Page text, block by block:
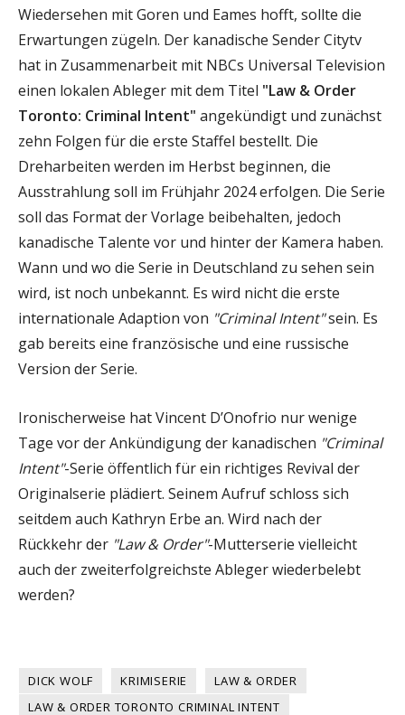
Wiedersehen mit Goren und Eames hofft, sollte die
Erwartungen zügeln. Der kanadische Sender Citytv
hat in Zusammenarbeit mit NBCs Universal Television
einen lokalen Ableger mit dem Titel "Law & Order
Toronto: Criminal Intent" angekündigt und zunächst
zehn Folgen für die erste Staffel bestellt. Die
Dreharbeiten werden im Herbst beginnen, die
Ausstrahlung soll im Frühjahr 2024 erfolgen. Die Serie
soll das Format der Vorlage beibehalten, jedoch
kanadische Talente vor und hinter der Kamera haben.
Wann und wo die Serie in Deutschland zu sehen sein
wird, ist noch unbekannt. Es wird nicht die erste
internationale Adaption von "Criminal Intent"sein. Es
gab bereits eine französische und eine russische
Version der Serie.
Ironischerweise hat Vincent D’Onofrio nur wenige
Tage vor der Ankündigung der kanadischen "Criminal
Intent"-Serie öffentlich für ein richtiges Revival der
Originalserie plädiert. Seinem Aufruf schloss sich
seitdem auch Kathryn Erbe an. Wird nach der
Rückkehr der "Law & Order"-Mutterserie vielleicht
auch der zweiterfolgreichste Ableger wiederbelebt
werden?
DICK WOLF KRIMISERIE
LAW & ORDER
LAW & ORDER TORONTO CRIMINAL INTENT